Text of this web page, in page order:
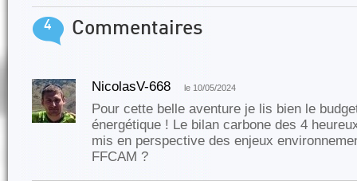
4 Commentaires
NicolasV-668 le 10/05/2024
Pour cette belle aventure je lis bien le
énergétique ! Le bilan carbone des 4
mis en perspective des enjeux
FFCAM ?